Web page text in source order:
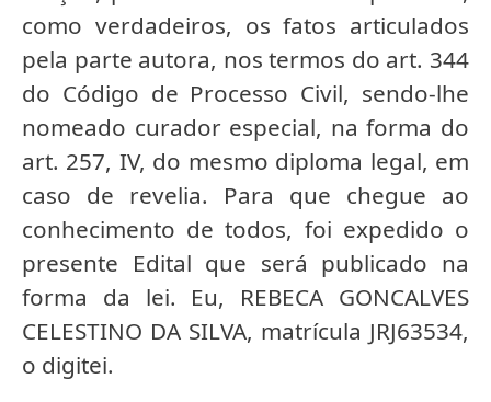
como verdadeiros, os fatos articulados
pela parte autora, nos termos do art. 344
do Código de Processo Civil, sendo-lhe
nomeado curador especial, na forma do
art. 257, IV, do mesmo diploma legal, em
caso de revelia. Para que chegue ao
conhecimento de todos, foi expedido o
presente Edital que será publicado na
forma da lei. Eu, REBECA GONCALVES
CELESTINO DA SILVA, matrícula JRJ63534,
o digitei.